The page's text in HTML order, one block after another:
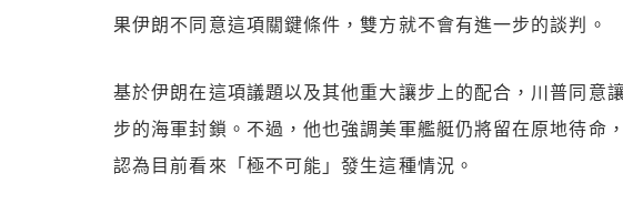
果伊朗不同意這項關鍵條件，雙方就不會有進一步的談判。
基於伊朗在這項議題以及其他重大讓步上的配合，川普同意
步的海軍封鎖。不過，他也強調美軍艦艇仍將留在原地待命
認為目前看來「極不可能」發生這種情況。